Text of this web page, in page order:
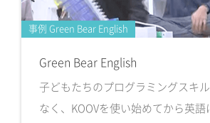
事例 Green Bear English
Green Bear English
子どもたちのプログラミングスキ
なく、KOOVを使い始めてから英語